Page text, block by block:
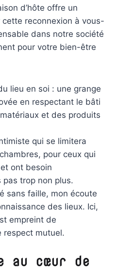
d’hôte offre un
reconnexion à vous-
dans notre société
pour votre bien-être
lieu en soi : une grange
en respectant le bâti
et des produits
qui se limitera
pour ceux qui
ont besoin
pas trop non plus.
sans faille, mon écoute
des lieux. Ici,
empreint de
respect mutuel.
au cœur de